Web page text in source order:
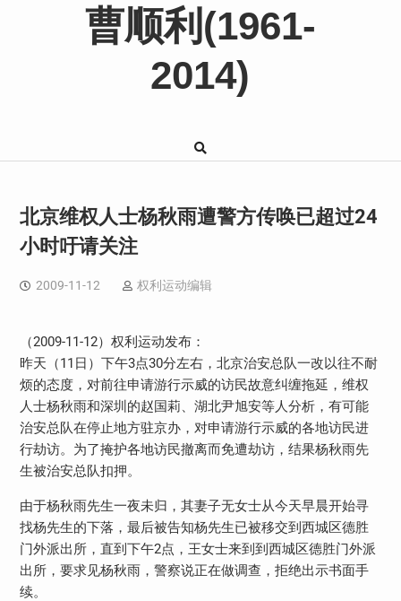
曹顺利(1961-
2014)
北京维权人士杨秋雨遭警方传唤已超过24
小时吁请关注
2009-11-12 权利运动编辑
（2009-11-12）权利运动发布：
昨天（11日）下午3点30分左右，北京治安总队一改以往不耐
烦的态度，对前往申请游行示威的访民故意纠缠拖延，维权
人士杨秋雨和深圳的赵国莉、湖北尹旭安等人分析，有可能
治安总队在停止地方驻京办，对申请游行示威的各地访民进
行劫访。为了掩护各地访民撤离而免遭劫访，结果杨秋雨先
生被治安总队扣押。
由于杨秋雨先生一夜未归，其妻子无女士从今天早晨开始寻
找杨先生的下落，最后被告知杨先生已被移交到西城区德胜
门外派出所，直到下午2点，王女士来到到西城区德胜门外派
出所，要求见杨秋雨，警察说正在做调查，拒绝出示书面手
续。